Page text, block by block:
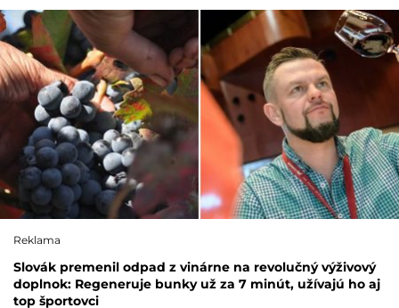
Reklama
Slovák premenil odpad z vinárne na revolučný výživový
doplnok: Regeneruje bunky už za 7 minút, užívajú ho aj
top športovci